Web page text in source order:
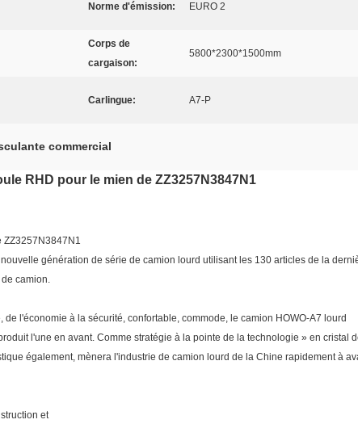
Norme d'émission: EURO 2
Corps de
cargaison:
5800*2300*1500mm
Carlingue: A7-P
commercial
RHD pour le mien de ZZ3257N3847N1
ZZ3257N3847N1
génération de série de camion lourd utilisant les 130 articles de la
camion.
l'économie à la sécurité, confortable, commode, le camion HOWO-A7 lourd
l'une en avant. Comme stratégie à la pointe de la technologie » en cristal
également, mènera l'industrie de camion lourd de la Chine rapidement à
et